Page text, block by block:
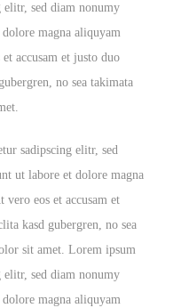
elitr, sed diam nonumy
magna aliquyam
accusam et justo duo
no sea takimata
sadipscing elitr, sed
ut labore et dolore magna
eos et accusam et
kasd gubergren, no sea
sit amet. Lorem ipsum
elitr, sed diam nonumy
magna aliquyam